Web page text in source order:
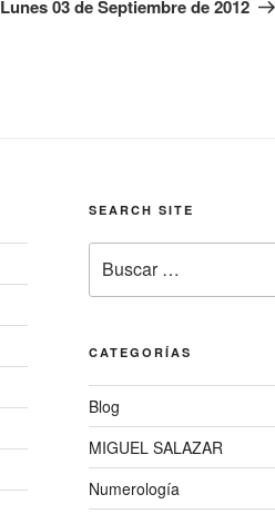
Lunes 03 de Septiembre de 2012
SEARCH SITE
por:
CATEGORÍAS
Blog
MIGUEL SALAZAR
Numerología